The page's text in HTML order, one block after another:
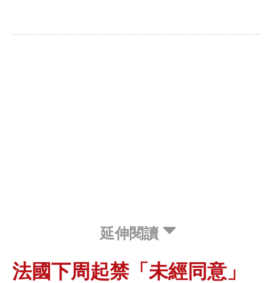
延伸閱讀
法國下周起禁「未經同意」